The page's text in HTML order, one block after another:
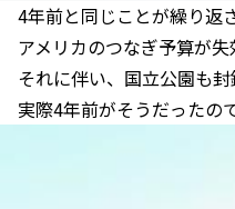
4年前と同じことが繰り返
アメリカのつなぎ予算が
それに伴い、国立公園も
実際4年前がそうだったの